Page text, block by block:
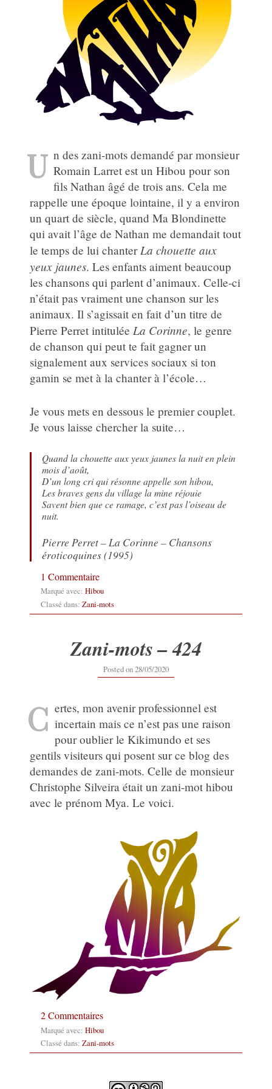
U n des zani-mots demandé par monsieur
Romain Larret est un Hibou pour son
fils Nathan âgé de trois ans. Cela me
rappelle une époque lointaine, il y a environ
un quart de siècle, quand Ma Blondinette
qui avait l’âge de Nathan me demandait tout
le temps de lui chanter La chouette aux
yeux jaunes. Les enfants aiment beaucoup
les chansons qui parlent d’animaux. Celle-ci
n’était pas vraiment une chanson sur les
animaux. Il s’agissait en fait d’un titre de
Pierre Perret intitulée La Corinne, le genre
de chanson qui peut te fait gagner un
signalement aux services sociaux si ton
gamin se met à la chanter à l’école…
Je vous mets en dessous le premier couplet.
Je vous laisse chercher la suite…
Quand la chouette aux yeux jaunes la nuit en plein
mois d’août,
D’un long cri qui résonne appelle son hibou,
Les braves gens du village la mine réjouie
Savent bien que ce ramage, c’est pas l’oiseau de
nuit.
Pierre Perret – La Corinne – Chansons
éroticoquines (1995)
1 Commentaire
Marqué avec: Hibou
Classé dans: Zani-mots
Zani-mots – 424
Posted on28/05/202028/05/2020
C ertes, mon avenir professionnel est
incertain mais ce n’est pas une raison
pour oublier le Kikimundo et ses
gentils visiteurs qui posent sur ce blog des
demandes de zani-mots. Celle de monsieur
Christophe Silveira était un zani-mot hibou
avec le prénom Mya. Le voici.
2 Commentaires
Marqué avec: Hibou
Classé dans: Zani-mots